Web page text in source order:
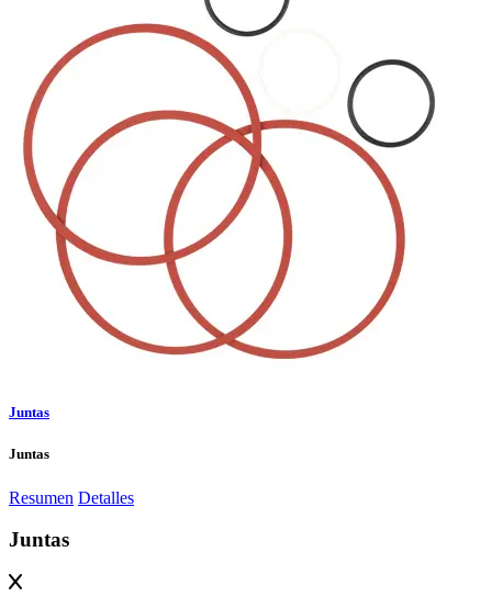
Juntas
Juntas
Resumen Detalles
Juntas